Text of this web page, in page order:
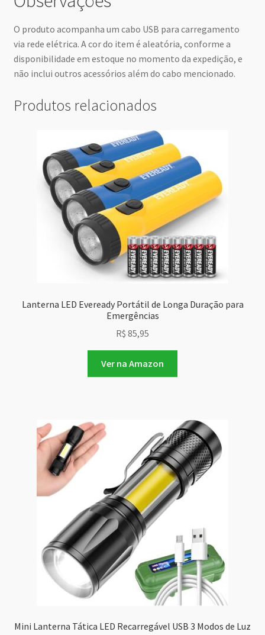
O produto acompanha um cabo USB para carregamento
via rede elétrica. A cor do item é aleatória, conforme a
disponibilidade em estoque no momento da expedição, e
não inclui outros acessórios além do cabo mencionado.
Produtos relacionados
Lanterna LED Eveready Portátil de Longa Duração para
Emergências
R$ 85,95
Ver na Amazon
Mini Lanterna Tática LED Recarregável USB 3 Modos de Luz